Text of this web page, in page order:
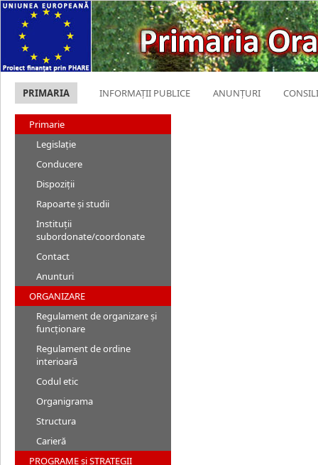
PRIMARIA INFORMAȚII PUBLICE ANUNȚURI
Primarie
Legislație
Conducere
Dispoziții
Rapoarte și studii
Instituții
subordonate/coordonate
Contact
Anunturi
ORGANIZARE
Regulament de organizare și
funcționare
Regulament de ordine
interioară
Codul etic
Organigrama
Structura
Carieră
PROGRAME și STRATEGII